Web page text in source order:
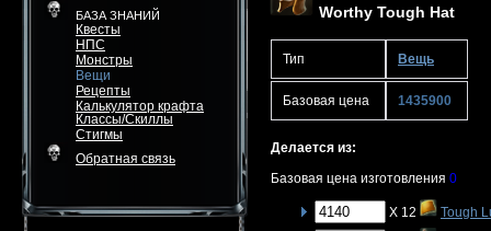
БАЗА ЗНАНИЙ
Квесты
НПС
Монстры
Вещи
Рецепты
Калькулятор крафта
Классы/Скиллы
Стигмы
Обратная связь
Worthy Tough Hat
Тип Вещь
Базовая цена 1435900
Делается из:
Базовая цена изготовления 0
X 12
Tough